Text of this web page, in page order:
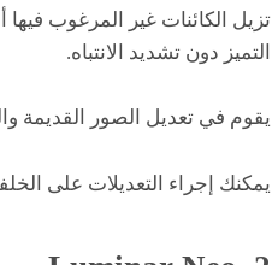
تزيل الكائنات غير المرغوب
التميز دون تشديد الانتباه.
يقوم في تعديل الصور القديمة
يمكنك إجراء التعديلات على